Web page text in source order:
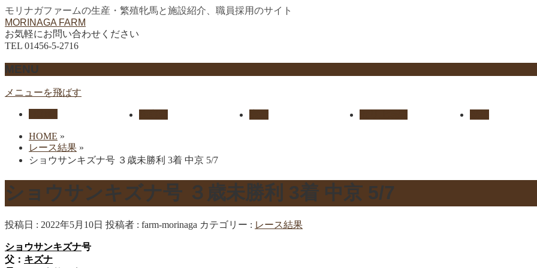
モリナガファームの生産・繁殖牝馬と施設紹介、職員採用のサイト
MORINAGA FARM
お気軽にお問い合わせください
TEL 01456-5-2716
MENU
メニューを飛ばす
HOME »
レース結果 »
ショウサンキズナ号 ３歳未勝利 3着 中京 5/7
ショウサンキズナ号 ３歳未勝利 3着 中京 5/7
投稿日 : 2022年5月10日 投稿者 : farm-morinaga カテゴリー : レース結果
ショウサンキズナ号
父： キズナ